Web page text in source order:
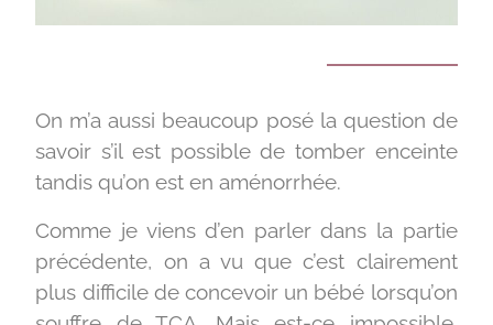
On m’a aussi beaucoup posé la question de
savoir s’il est possible de tomber enceinte
tandis qu’on est en aménorrhée.
Comme je viens d’en parler dans la partie
précédente, on a vu que c’est clairement
plus difficile de concevoir un bébé lorsqu’on